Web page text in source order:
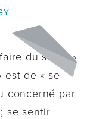
du souci »
est de « se
concerné par
se sentir